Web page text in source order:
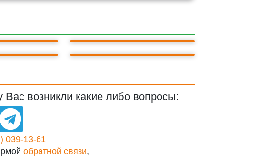
БИСЕРНЫЙ ХРАМ
возникли какие либо вопросы:
039-13-61
обратной связи,